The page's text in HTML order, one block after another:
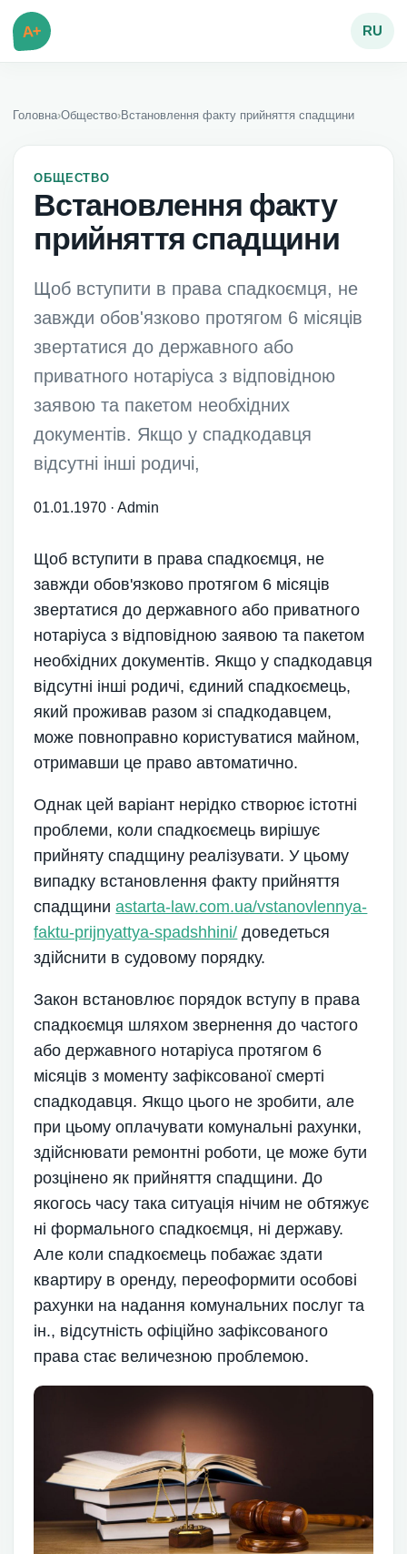
A+ RU
Головна›Общество›Встановлення факту прийняття спадщини
ОБЩЕСТВО
Встановлення факту
прийняття спадщини
Щоб вступити в права спадкоємця, не
завжди обов'язково протягом 6 місяців
звертатися до державного або
приватного нотаріуса з відповідною
заявою та пакетом необхідних
документів. Якщо у спадкодавця
відсутні інші родичі,
01.01.1970 ·Admin
Щоб вступити в права спадкоємця, не
завжди обов'язково протягом 6 місяців
звертатися до державного або приватного
нотаріуса з відповідною заявою та пакетом
необхідних документів. Якщо у спадкодавця
відсутні інші родичі, єдиний спадкоємець,
який проживав разом зі спадкодавцем,
може повноправно користуватися майном,
отримавши це право автоматично.
Однак цей варіант нерідко створює істотні
проблеми, коли спадкоємець вирішує
прийняту спадщину реалізувати. У цьому
випадку встановлення факту прийняття
спадщиниastarta-law.com.ua/vstanovlennya-
faktu-prijnyattya-spadshhini/ доведеться
здійснити в судовому порядку.
Закон встановлює порядок вступу в права
спадкоємця шляхом звернення до частого
або державного нотаріуса протягом 6
місяців з моменту зафіксованої смерті
спадкодавця. Якщо цього не зробити, але
при цьому оплачувати комунальні рахунки,
здійснювати ремонтні роботи, це може бути
розцінено як прийняття спадщини. До
якогось часу така ситуація нічим не обтяжує
ні формального спадкоємця, ні державу.
Але коли спадкоємець побажає здати
квартиру в оренду, переоформити особові
рахунки на надання комунальних послуг та
ін., відсутність офіційно зафіксованого
права стає величезною проблемою.